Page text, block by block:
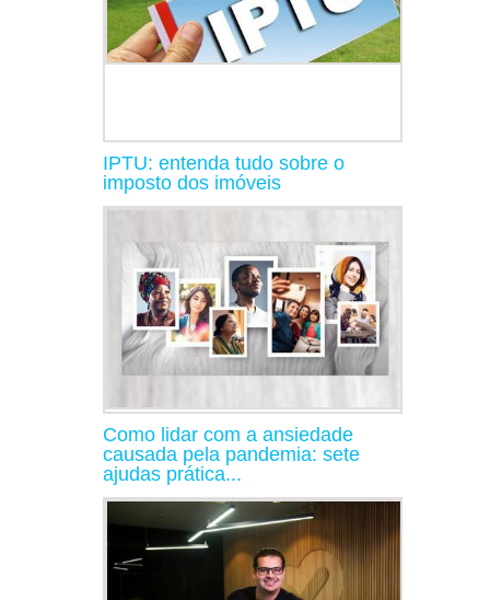
IPTU: entenda tudo sobre o
imposto dos imóveis
Como lidar com a ansiedade
causada pela pandemia: sete
ajudas prática...